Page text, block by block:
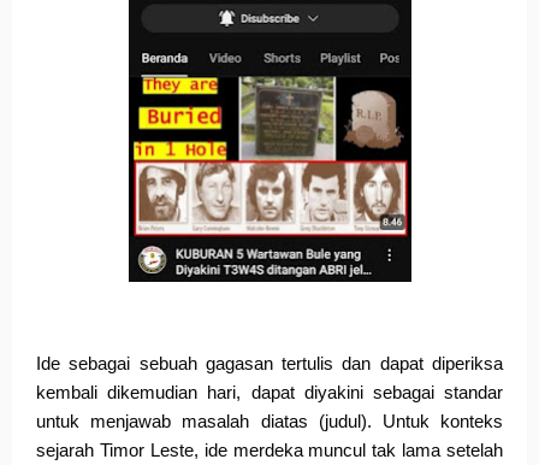
Ide sebagai sebuah gagasan tertulis dan dapat diperiksa
kembali dikemudian hari, dapat diyakini sebagai standar
untuk menjawab masalah diatas (judul). Untuk konteks
sejarah Timor Leste, ide merdeka muncul tak lama setelah